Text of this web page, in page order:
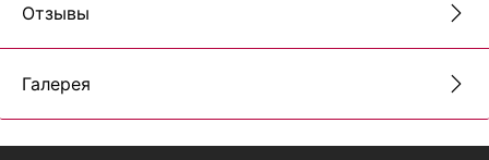
Отзывы
Галерея